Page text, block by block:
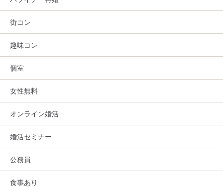
街コン
趣味コン
個室
女性無料
オンライン婚活
婚活セミナー
公務員
食事あり